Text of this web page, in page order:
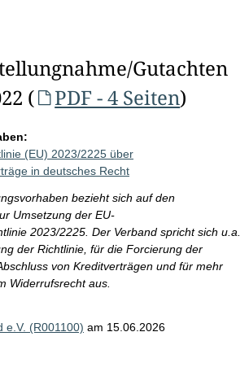
Gutachten
(
PDF - 4 Seiten)
(EU) 2023/2225 über
in deutsches Recht
bezieht sich auf den
Umsetzung der EU-
2023/2225. Der Verband spricht sich u.a.
der Richtlinie, für die Forcierung der
von Kreditverträgen und für mehr
Widerrufsrecht aus.
e.V. (R001100) am 15.06.2026